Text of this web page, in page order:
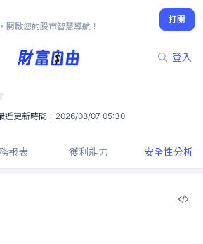
開啟您的股市智慧導航！
打開
登入
135.00
2.27%
近更新時間： 2026/08/07 05:30
報表 獲利能力 安全性分析